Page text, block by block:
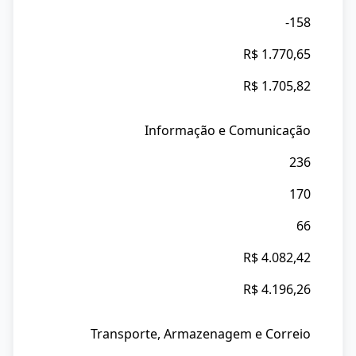
-158
R$ 1.770,65
R$ 1.705,82
Informação e Comunicação
236
170
66
R$ 4.082,42
R$ 4.196,26
Transporte, Armazenagem e Correio